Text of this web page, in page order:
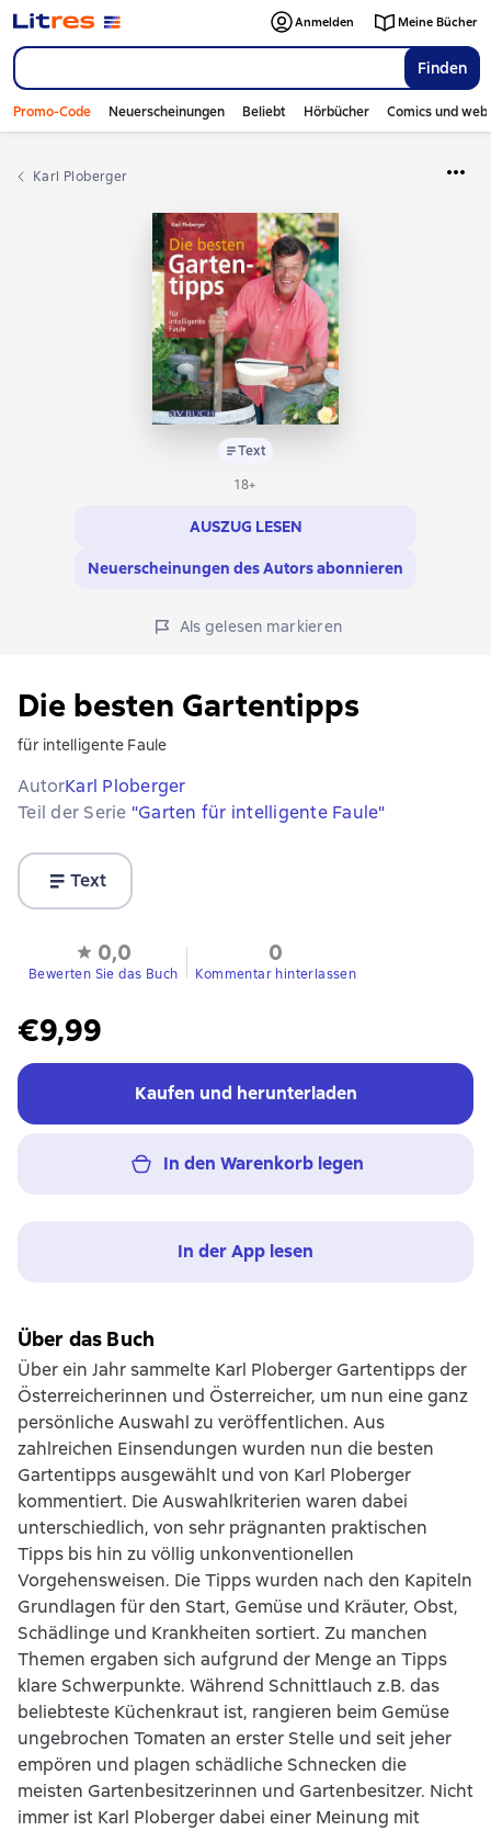
Finden
Anmelden Meine Bücher
Promo-Code Neuerscheinungen Beliebt Hörbücher Comics und
Karl Ploberger
Text
18+
AUSZUG LESEN
Neuerscheinungen des Autors abonnieren
Als gelesen markieren
Die besten Gartentipps
für intelligente Faule
AutorKarl Ploberger
Teil der Serie "Garten für intelligente Faule"
Text
0,0
Bewerten Sie das Buch
0
Kommentar hinterlassen
€9,99
Kaufen und herunterladen
In den Warenkorb legen
In der App lesen
Über das Buch
Über ein Jahr sammelte Karl Ploberger Gartentipps der
Österreicherinnen und Österreicher, um nun eine ganz
persönliche Auswahl zu veröffentlichen. Aus
zahlreichen Einsendungen wurden nun die besten
Gartentipps ausgewählt und von Karl Ploberger
kommentiert. Die Auswahlkriterien waren dabei
unterschiedlich, von sehr prägnanten praktischen
Tipps bis hin zu völlig unkonventionellen
Vorgehensweisen. Die Tipps wurden nach den Kapiteln
Grundlagen für den Start, Gemüse und Kräuter, Obst,
Schädlinge und Krankheiten sortiert. Zu manchen
Themen ergaben sich aufgrund der Menge an Tipps
klare Schwerpunkte. Während Schnittlauch z.B. das
beliebteste Küchenkraut ist, rangieren beim Gemüse
ungebrochen Tomaten an erster Stelle und seit jeher
empören und plagen schädliche Schnecken die
meisten Gartenbesitzerinnen und Gartenbesitzer. Nicht
immer ist Karl Ploberger dabei einer Meinung mit